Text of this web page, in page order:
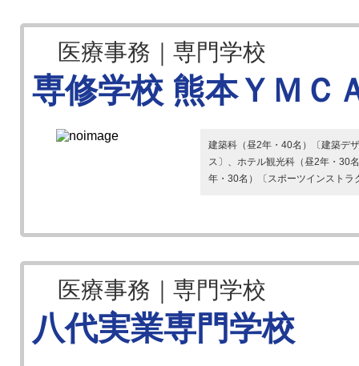
医療事務｜専門学校
専修学校 熊本ＹＭＣ
建築科（昼2年・40名）〔建築デ
ス〕、ホテル観光科（昼2年・30
年・30名）〔スポーツインストラ
医療事務｜専門学校
八代実業専門学校